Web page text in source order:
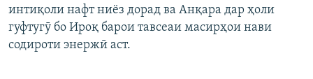
интиқоли нафт ниёз дорад ва Анқара дар ҳоли
гуфтугӯ бо Ироқ барои тавсеаи масирҳои нави
содироти энержӣ аст.